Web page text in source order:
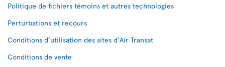
Politique de fichiers témoins et autres technologies
Perturbations et recours
Conditions d’utilisation des sites d'Air Transat
Conditions de vente